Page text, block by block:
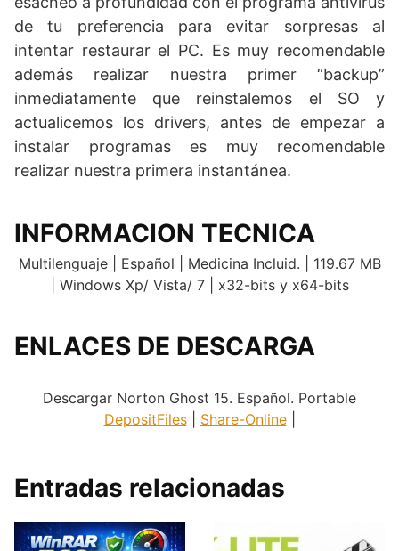
de tu preferencia para evitar sorpresas al
intentar restaurar el PC. Es muy recomendable
además realizar nuestra primer “backup”
inmediatamente que reinstalemos el SO y
actualicemos los drivers, antes de empezar a
instalar programas es muy recomendable
realizar nuestra primera instantánea.
INFORMACION TECNICA
Multilenguaje | Español | Medicina Incluid. | 119.67 MB
| Windows Xp/ Vista/ 7 | x32-bits y x64-bits
ENLACES DE DESCARGA
Descargar Norton Ghost 15. Español. Portable
DepositFiles| Share-Online|
Entradas relacionadas